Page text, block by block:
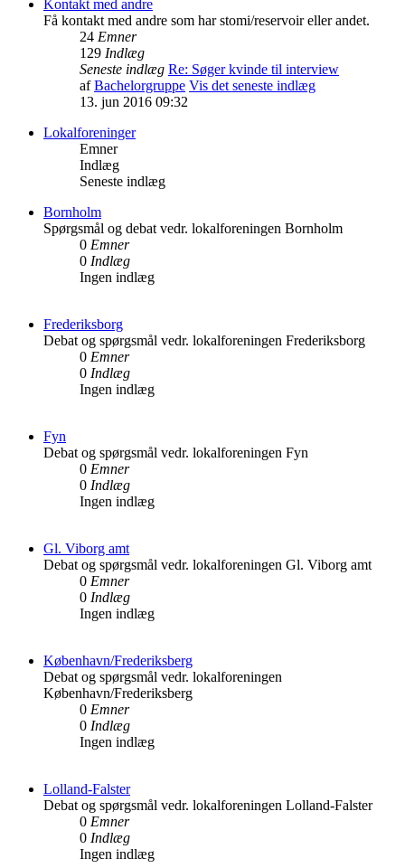
Kontakt med andre
Få kontakt med andre som har stomi/reservoir eller andet.
24 Emner
129 Indlæg
Seneste indlæg Re: Søger kvinde til interview
afBachelorgruppe Vis det seneste indlæg
13. jun 2016 09:32
Lokalforeninger
Emner
Indlæg
Seneste indlæg
Bornholm
Spørgsmål og debat vedr. lokalforeningen Bornholm
0 Emner
0 Indlæg
Ingen indlæg
Frederiksborg
Debat og spørgsmål vedr. lokalforeningen Frederiksborg
0 Emner
0 Indlæg
Ingen indlæg
Fyn
Debat og spørgsmål vedr. lokalforeningen Fyn
0 Emner
0 Indlæg
Ingen indlæg
Gl. Viborg amt
Debat og spørgsmål vedr. lokalforeningen Gl. Viborg amt
0 Emner
0 Indlæg
Ingen indlæg
København/Frederiksberg
Debat og spørgsmål vedr. lokalforeningen
København/Frederiksberg
0 Emner
0 Indlæg
Ingen indlæg
Lolland-Falster
Debat og spørgsmål vedr. lokalforeningen Lolland-Falster
0 Emner
0 Indlæg
Ingen indlæg